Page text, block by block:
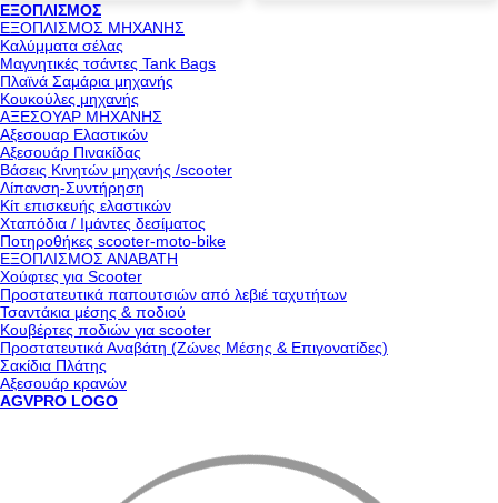
ΕΞΟΠΛΙΣΜΟΣ
ΕΞΟΠΛΙΣΜΟΣ ΜΗΧΑΝΗΣ
Καλύμματα σέλας
Μαγνητικές τσάντες Tank Bags
Πλαϊνά Σαμάρια μηχανής
Κουκούλες μηχανής
ΑΞΕΣΟΥΑΡ ΜΗΧΑΝΗΣ
Αξεσουαρ Ελαστικών
Αξεσουάρ Πινακίδας
Βάσεις Κινητών μηχανής /scooter
Λίπανση-Συντήρηση
Κίτ επισκευής ελαστικών
Χταπόδια / Ιμάντες δεσίματος
Ποτηροθήκες scooter-moto-bike
ΕΞΟΠΛΙΣΜΟΣ ΑΝΑΒΑΤΗ
Χούφτες για Scooter
Προστατευτικά παπουτσιών από λεβιέ ταχυτήτων
Τσαντάκια μέσης & ποδιού
Κουβέρτες ποδιών για scooter
Προστατευτικά Αναβάτη (Ζώνες Μέσης & Επιγονατίδες)
Σακίδια Πλάτης
Αξεσουάρ κρανών
AGVPRO LOGO